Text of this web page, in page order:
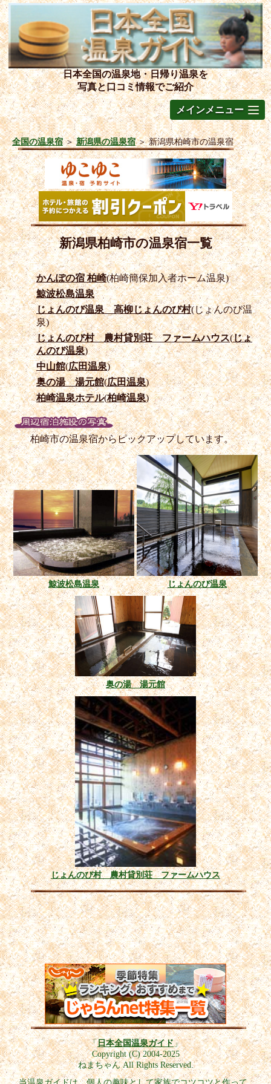
日本全国の温泉地・日帰り温泉を
写真と口コミ情報でご紹介
メインメニュー
全国の温泉宿＞新潟県の温泉宿＞新潟県柏崎市の温泉宿
新潟県柏崎市の温泉宿一覧
かんぽの宿 柏崎(柏崎簡保加入者ホーム温泉)
鯨波松島温泉
じょんのび温泉 高柳じょんのび村(じょんのび温
泉)
じょんのび村 農村貸別荘 ファームハウス(じょ
んのび温泉)
中山館(広田温泉)
奥の湯 湯元館(広田温泉)
柏崎温泉ホテル(柏崎温泉)
柏崎市の温泉宿からピックアップしています。
鯨波松島温泉 じょんのび温泉
奥の湯 湯元館
じょんのび村 農村貸別荘 ファームハウス
「日本全国温泉ガイド」
Copyright (C) 2004-2025
ねまちゃん All Rights Reserved.